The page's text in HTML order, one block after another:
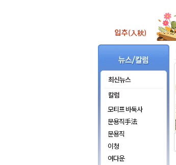
모티프 바둑사
문용직手法
문용직
이청
여다운